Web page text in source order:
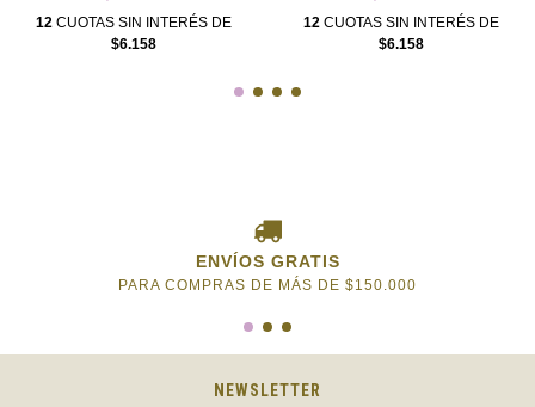
12 CUOTAS SIN INTERÉS DE
$6.158
12 CUOTAS SIN INTERÉS DE
$6.158
ENVÍOS GRATIS
PARA COMPRAS DE MÁS DE $150.000
NEWSLETTER